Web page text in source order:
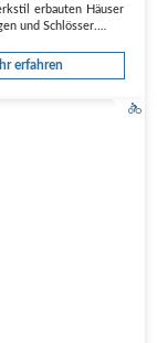
erbauten Häuser
und Schlösser.
erfahren